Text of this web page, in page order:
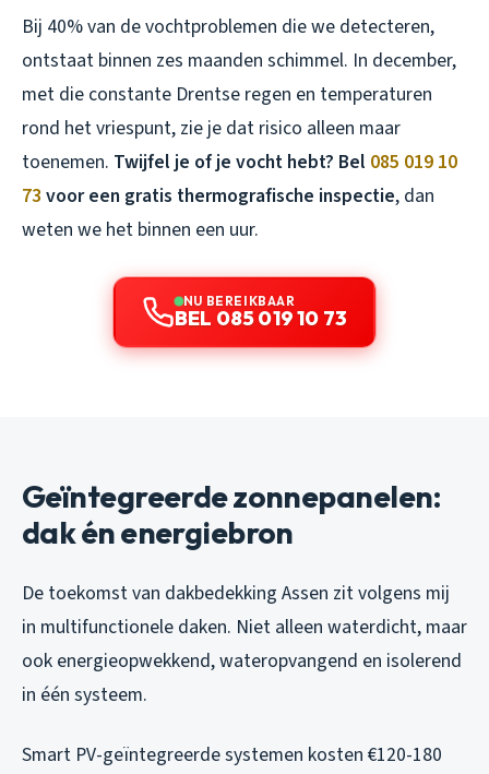
Bij 40% van de vochtproblemen die we detecteren,
ontstaat binnen zes maanden schimmel. In december,
met die constante Drentse regen en temperaturen
rond het vriespunt, zie je dat risico alleen maar
toenemen. Twijfel je of je vocht hebt? Bel 085 019 10
73 voor een gratis thermografische inspectie, dan
weten we het binnen een uur.
NU BEREIKBAAR
BEL 085 019 10 73
Geïntegreerde zonnepanelen:
dak én energiebron
De toekomst van dakbedekking Assen zit volgens mij
in multifunctionele daken. Niet alleen waterdicht, maar
ook energieopwekkend, wateropvangend en isolerend
in één systeem.
Smart PV-geïntegreerde systemen kosten €120-180